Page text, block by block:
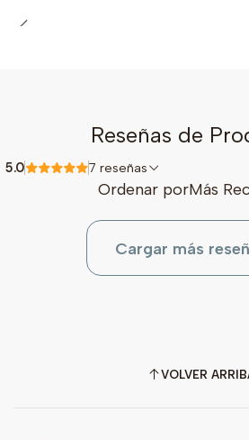
Reseñas de
5.0 7 reseñas
Ordenar porMás
Cargar más
VOLVER